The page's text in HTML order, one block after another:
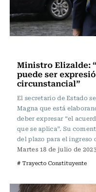
Ministro Elizalde:
puede ser
circunstancial”
El secretario de Estado
Magna que está
deber expresar “el
que se aplica”. Su
del plazo para el ingreso
Martes 18 de julio de
# Trayecto Constituyente